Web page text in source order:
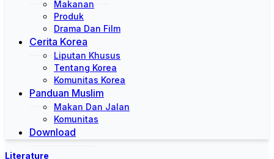
Makanan
Produk
Drama Dan Film
Cerita Korea
Liputan Khusus
Tentang Korea
Komunitas Korea
Panduan Muslim
Makan Dan Jalan
Komunitas
Download
Literature